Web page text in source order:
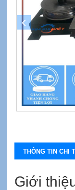
THÔNG TIN CHI
Giới